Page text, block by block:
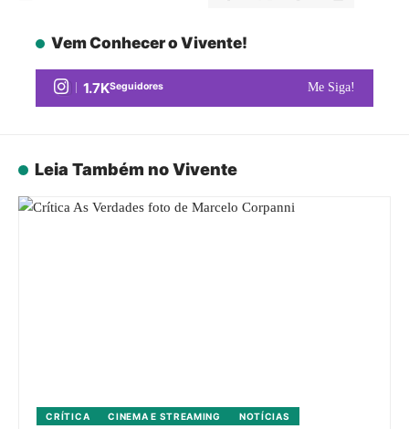
Vem Conhecer o Vivente!
1.7KSeguidores Me Siga!
Leia Também no Vivente
CRÍTICA CINEMA E STREAMING NOTÍCIAS